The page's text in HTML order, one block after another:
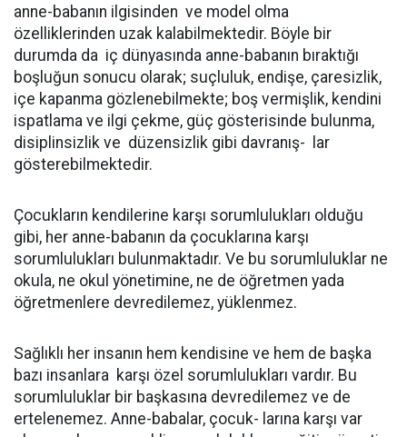
anne-babanın ilgisinden ve model olma
özelliklerinden uzak kalabilmektedir. Böyle bir
durumda da iç dünyasında anne-babanın bıraktığı
boşluğun sonucu olarak; suçluluk, endişe, çaresizlik,
içe kapanma gözlenebilmekte; boş vermişlik, kendini
ispatlama ve ilgi çekme, güç gösterisinde bulunma,
disiplinsizlik ve düzensizlik gibi davranış-
lar
gösterebilmektedir.
Çocukların kendilerine karşı sorumlulukları olduğu
gibi, her anne-babanın da çocuklarına karşı
sorumlulukları bulunmaktadır. Ve bu sorumluluklar ne
okula, ne okul yönetimine, ne de öğretmen yada
öğretmenlere devredilemez, yüklenmez.
Sağlıklı her insanın hem kendisine ve hem de başka
bazı insanlara karşı özel sorumlulukları vardır. Bu
sorumluluklar bir başkasına devredilemez ve de
ertelenemez. Anne-babalar, çocuk- larına karşı var